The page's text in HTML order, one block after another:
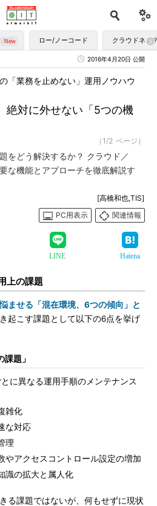
す ロー/ノーコード クラウドネイ
2016年4月20日 公開
絶対に外せない「5つの機
「業務を止めない」運用ノウハウ
（1/2 ページ）
をどう解決するか？ クラウド／
な機能とアプローチを徹底解説す
[高橋和也,TIS]
PC用表示
関連情報
LINE Hatena
上の課題
ませる「混在環境、6つの傾向」と
起こす課題として以下の6点を挙げ
題」
に異なる運用手順のメンテナンス
雑化
な対応
理
やアクセスコントロール設定の増加
識の拡大と属人化
る課題ではないが、何もせずに現状